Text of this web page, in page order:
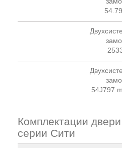
54J797
Комплектации
серии Сити